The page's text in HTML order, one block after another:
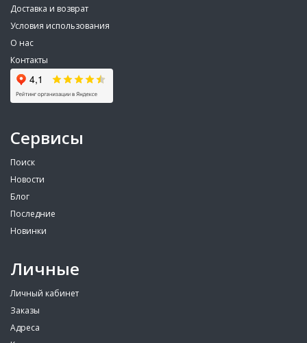
Доставка и возврат
Условия использования
О нас
Контакты
Сервисы
Поиск
Новости
Блог
Последние
Новинки
Личные
Личный кабинет
Заказы
Адреса